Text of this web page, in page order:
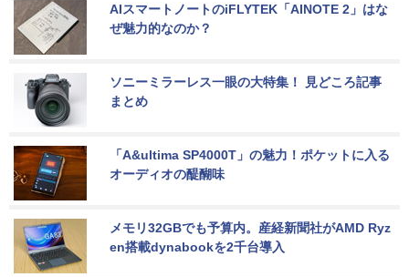
AIスマートノートのiFLYTEK「AINOTE 2」はな
ぜ魅力的なのか？
ソニーミラーレス一眼の大特集！ 見どころ記事
まとめ
「A&ultima SP4000T」の魅力！ポケットに入る
オーディオの醍醐味
メモリ32GBでも予算内。産経新聞社がAMD Ryz
en搭載dynabookを2千台導入